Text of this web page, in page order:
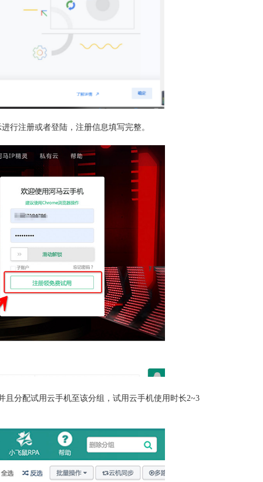
行注册或者登陆，注册信息填写完整。
分配试用云手机至该分组，试用云手机使用时长2~3